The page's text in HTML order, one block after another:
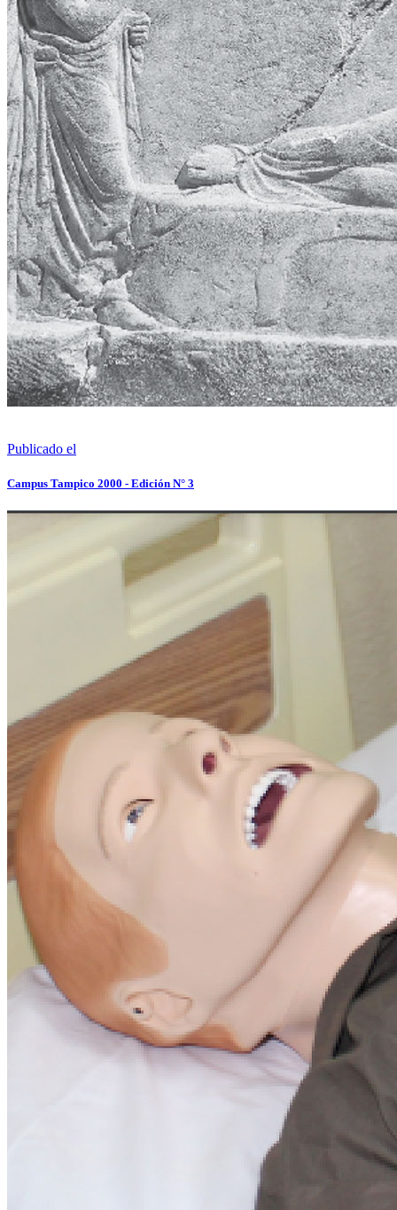
Publicado el
Campus Tampico 2000 - Edición N° 3